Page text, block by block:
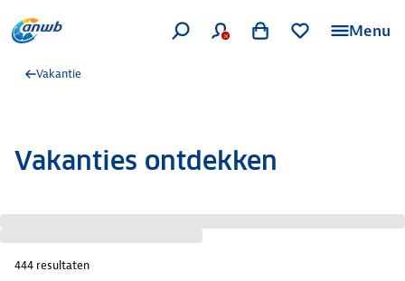
Menu
Vakantie
Vakanties ontdekken
444 resultaten
Nazomer korting